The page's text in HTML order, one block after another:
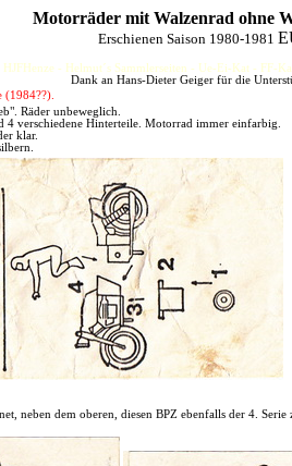
Motorräder mit Walzenrad ohne
Erschienen Saison 1980-1981
HJFHenze - Helmut´s Sammlerseiten - Ue-Ei-Kat - FF-
Dank an Hans-Dieter Geiger für die
(1984??).
Räder unbeweglich.
4 verschiedene Hinterteile. Motorrad immer einfarbig.
klar.
neben dem oberen, diesen BPZ ebenfalls der 4.